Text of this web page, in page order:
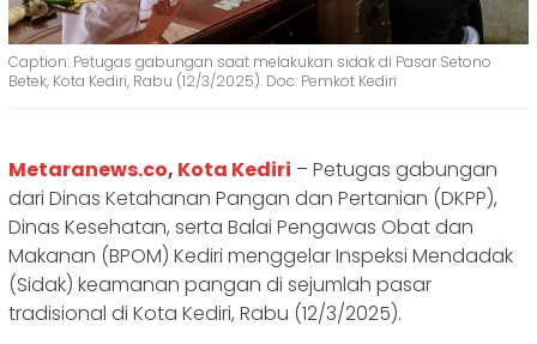
Caption: Petugas gabungan saat melakukan sidak di Pasar Setono
Betek, Kota Kediri, Rabu (12/3/2025). Doc: Pemkot Kediri
Metaranews.co, Kota Kediri – Petugas gabungan
dari Dinas Ketahanan Pangan dan Pertanian (DKPP),
Dinas Kesehatan, serta Balai Pengawas Obat dan
Makanan (BPOM) Kediri menggelar Inspeksi Mendadak
(Sidak) keamanan pangan di sejumlah pasar
tradisional di Kota Kediri, Rabu (12/3/2025).